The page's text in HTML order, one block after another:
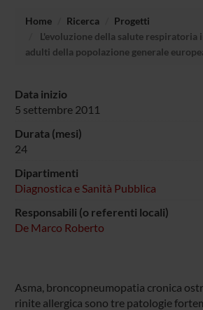
Home Ricerca
Progetti
L'evoluzione della salute respiratoria
adulti della popolazione generale
Data inizio
5 settembre 2011
Durata (mesi)
24
Dipartimenti
Diagnostica e Sanità Pubblica
Responsabili (o referenti locali)
De Marco Roberto
Asma, broncopneumopatia cronica
rinite allergica sono tre patologie